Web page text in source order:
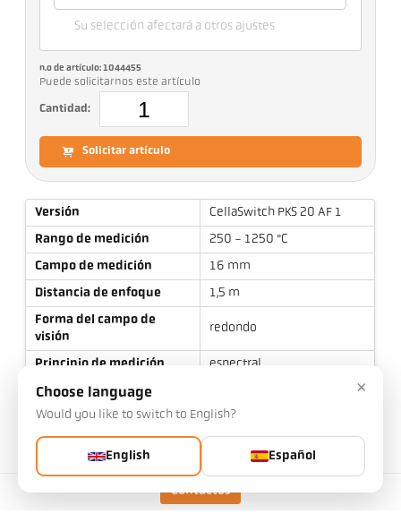
Contactos
Su selección afectará a otros ajustes
n.o de artículo: 1044455
Puede solicitarnos este artículo
Cantidad:
Solicitar artículo
Versión
CellaSwitch PKS 20 AF 1
Rango de medición
250 - 1250 °C
Campo de medición
16 mm
Distancia de enfoque
1,5 m
Forma del campo de
visión
redondo
Principio de medición espectral
Datos técnicos
Descargas
×
Choose language
Would you like to switch to English?
English Español